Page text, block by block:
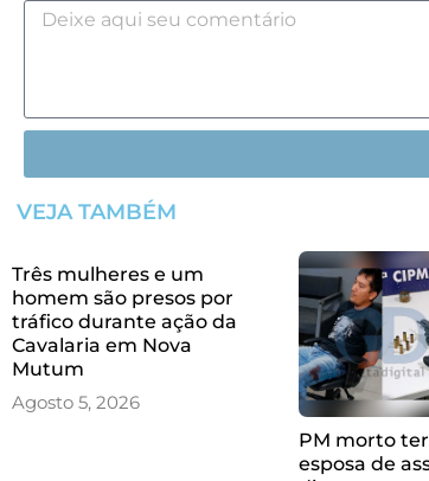
VEJA TAMBÉM
Três mulheres e um
homem são presos por
tráfico durante ação da
Cavalaria em Nova
Mutum
Agosto 5, 2026
PM morto
esposa de